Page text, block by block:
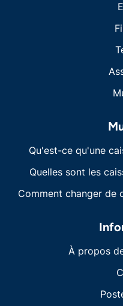
Qu'est-ce qu'une
Quelles sont les
Comment changer de
À propos